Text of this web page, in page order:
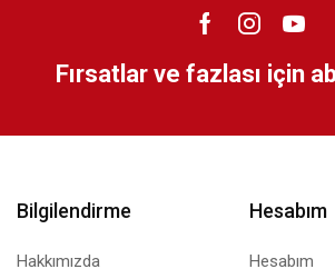
Fırsatlar ve fazlası için
Bilgilendirme
Hakkımızda
Hesabım
Hesabım